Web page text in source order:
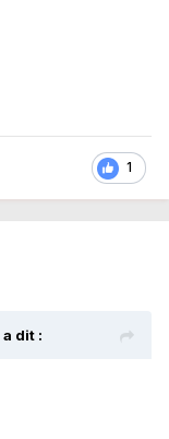
1
a dit :